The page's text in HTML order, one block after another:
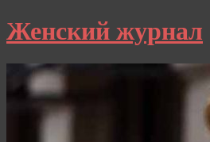
Женский журнал